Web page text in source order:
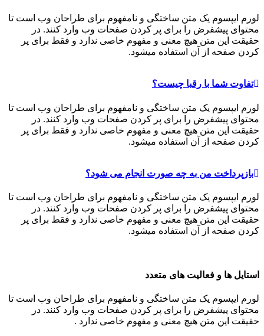
لورم ایپسوم یک متن ساختگی و نامفهوم برای طراحان وب است تا
محتوای پیشفرض را برای پر کردن صفحات وب وارد کنند. در
حقیقت این متن هیچ معنی و مفهوم خاصی ندارد و فقط برای پر
کردن صفحه از آن استفاده میشود.
تفاوت شما با رقبا چیست؟
لورم ایپسوم یک متن ساختگی و نامفهوم برای طراحان وب است تا
محتوای پیشفرض را برای پر کردن صفحات وب وارد کنند. در
حقیقت این متن هیچ معنی و مفهوم خاصی ندارد و فقط برای پر
کردن صفحه از آن استفاده میشود.
بازپرداخت من به چه صورت انجام می شود؟
لورم ایپسوم یک متن ساختگی و نامفهوم برای طراحان وب است تا
محتوای پیشفرض را برای پر کردن صفحات وب وارد کنند. در
حقیقت این متن هیچ معنی و مفهوم خاصی ندارد و فقط برای پر
کردن صفحه از آن استفاده میشود.
استایل ها و فعالیت های متعدد
لورم ایپسوم یک متن ساختگی و نامفهوم برای طراحان وب است تا
محتوای پیشفرض را برای پر کردن صفحات وب وارد کنند. در
حقیقت این متن هیچ معنی و مفهوم خاصی ندارد .